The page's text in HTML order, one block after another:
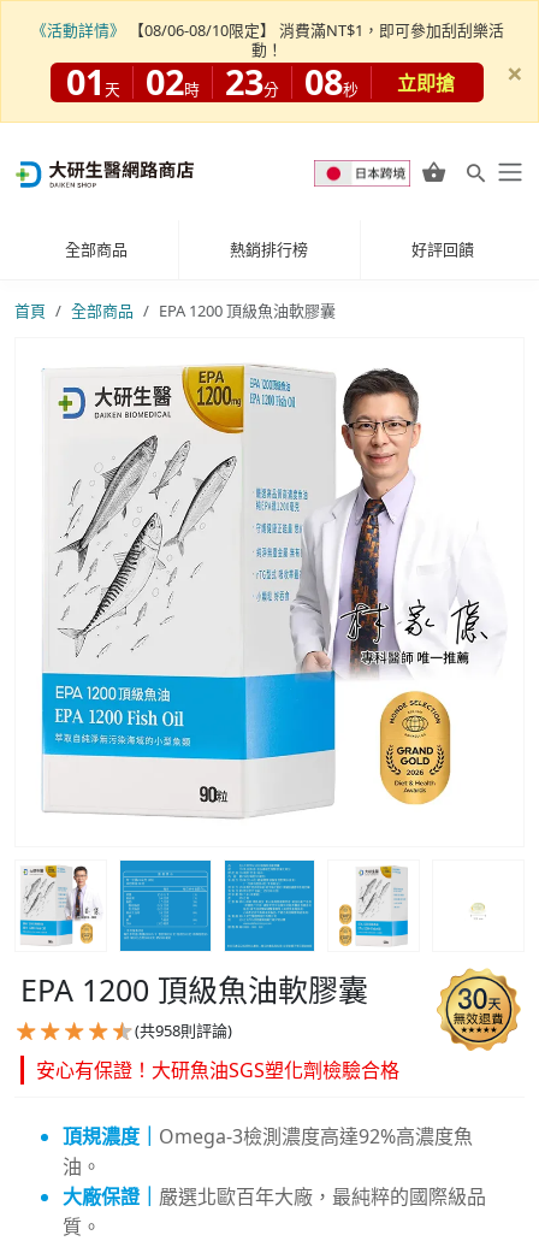
全部商品 熱銷排行榜 好評回饋
首頁 全部商品 EPA 1200 頂級魚油軟膠囊
EPA 1200 頂級魚油軟膠囊
(共958則評論)
安心有保證！大研魚油SGS塑化劑檢驗合格
頂規濃度｜ Omega-3檢測濃度高達92%高濃度魚
油。
大廠保證｜ 嚴選北歐百年大廠，最純粹的國際級品
質。
《活動詳情》
【08/06-08/10限定】 消費滿NT$1，即可參加刮刮樂活
動！
01 天 02時 23分 06秒 立即搶 ×